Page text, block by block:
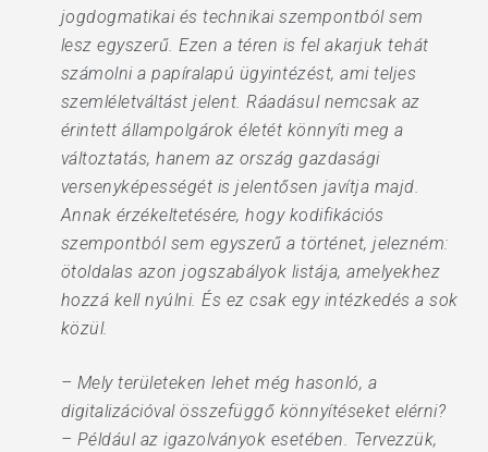
jogdogmatikai és technikai szempontból sem
lesz egyszerű. Ezen a téren is fel akarjuk tehát
számolni a papíralapú ügyintézést, ami teljes
szemléletváltást jelent. Ráadásul nemcsak az
érintett állampolgárok életét könnyíti meg a
változtatás, hanem az ország gazdasági
versenyképességét is jelentősen javítja majd.
Annak érzékeltetésére, hogy kodifikációs
szempontból sem egyszerű a történet, jelezném:
ötoldalas azon jogszabályok listája, amelyekhez
hozzá kell nyúlni. És ez csak egy intézkedés a sok
közül.
– Mely területeken lehet még hasonló, a
digitalizációval összefüggő könnyítéseket elérni?
– Például az igazolványok esetében. Tervezzük,